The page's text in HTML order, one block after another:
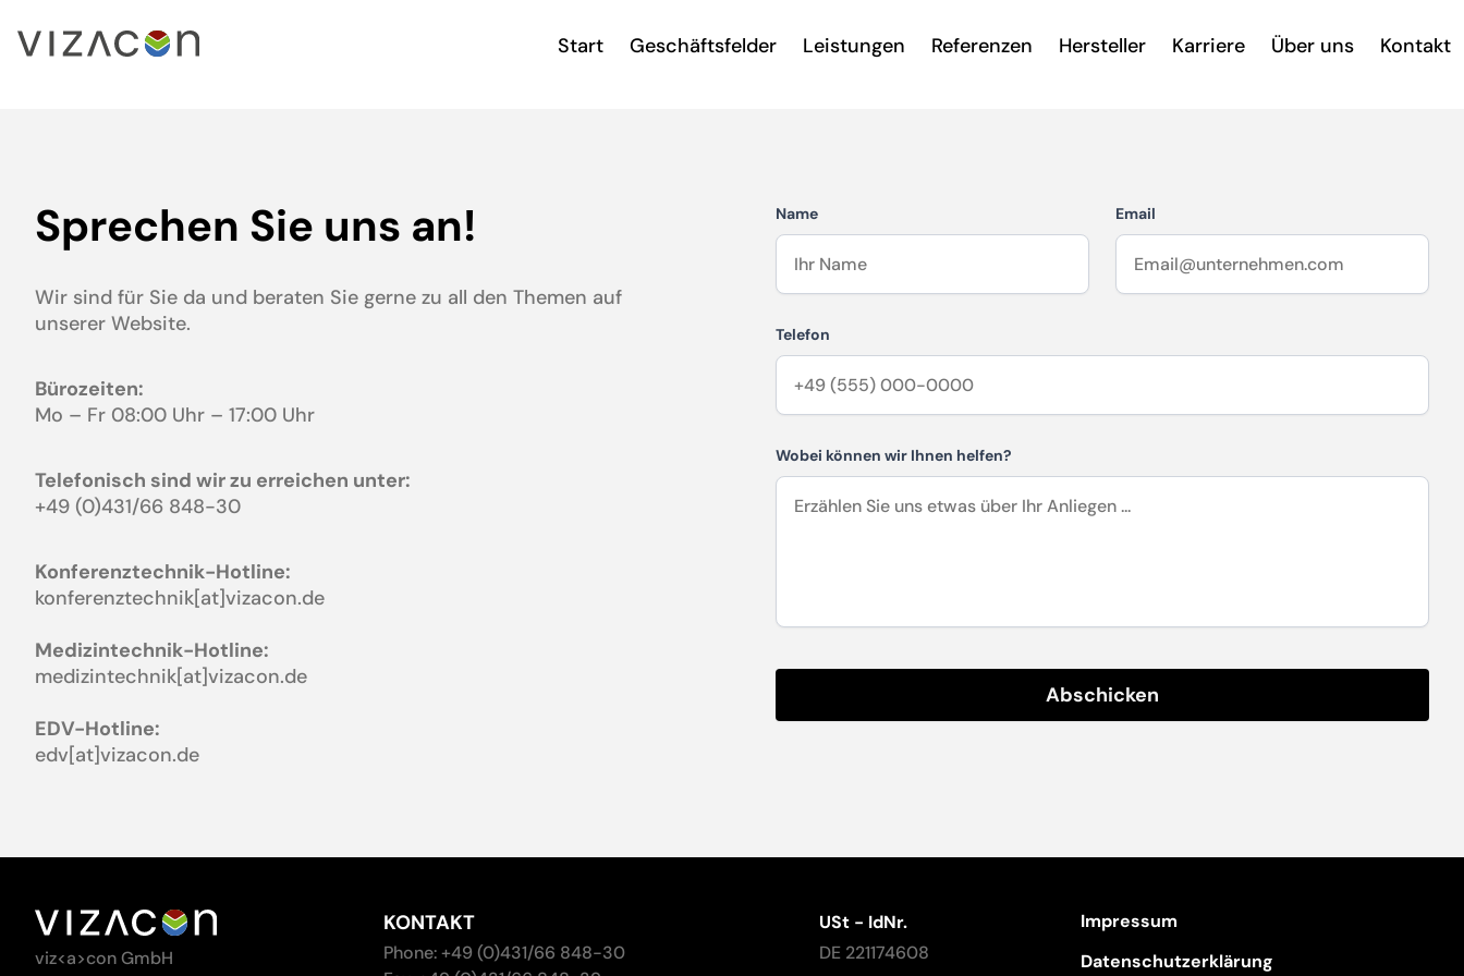
Start Geschäftsfelder Leistungen Referenzen Hersteller Karriere Über uns Kontakt
Sprechen Sie uns an!
Wir sind für Sie da und beraten Sie gerne zu all den Themen auf
unserer Website.
Bürozeiten:
Mo – Fr 08:00 Uhr – 17:00 Uhr
Telefonisch sind wir zu erreichen unter:
+49 (0)431/66 848-30
Konferenztechnik-Hotline:
konferenztechnik[at]vizacon.de
Medizintechnik-Hotline:
medizintechnik[at]vizacon.de
EDV-Hotline:
edv[at]vizacon.de
Name Email
Telefon
Wobei können wir Ihnen helfen?
viz<a>con GmbH
KONTAKT
Phone: +49 (0)431/66 848-30
USt - IdNr.
DE 221174608
Impressum
Datenschutzerklärung